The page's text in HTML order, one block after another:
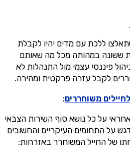
ללכת עם מדים יהיו לקבלת
ששונה במהותה מכל מה שאותם
פיננסי עצמי מול התנהלות לא
לקבל עזרה פרקטית ומהירה.
משוחררים:
על כל נושא סוף השירות הצבאי
על התחומים העיקריים והחשובים
של החייל המשוחרר באזרחות: